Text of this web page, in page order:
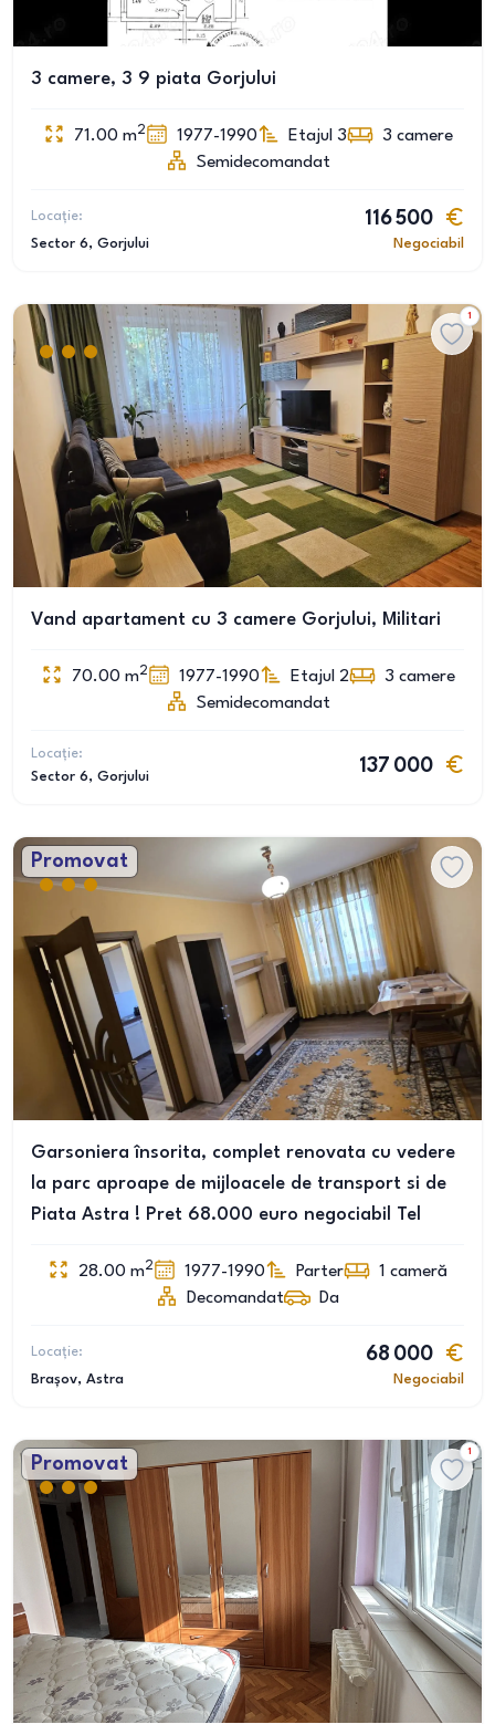
3 camere, 3 9 piata Gorjului
71.00 m2 1977-1990 Etajul 3 3 camere
Semidecomandat
Locație:
Sector 6, Gorjului
116 500
Negociabil
1
Vand apartament cu 3 camere Gorjului, Militari
70.00 m2 1977-1990 Etajul 2 3 camere
Semidecomandat
Locație:
Sector 6, Gorjului
137 000
Promovat
Garsoniera însorita, complet renovata cu vedere
la parc aproape de mijloacele de transport si de
Piata Astra ! Pret 68.000 euro negociabil Tel
28.00 m2 1977-1990 Parter 1 cameră
Decomandat
Da
Locație:
Brașov, Astra
68 000
Negociabil
Promovat
1